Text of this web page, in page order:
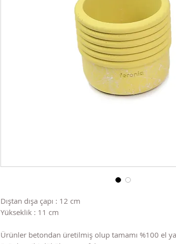
Dıştan dışa çapı : 12 cm
Yükseklik : 11 cm
Ürünler betondan üretilmiş olup tamamı %100 el